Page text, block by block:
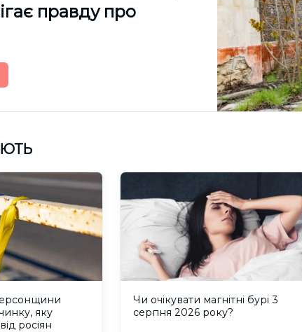
правду про
яку
росіян
Чи очікувати магнітні бурі 3
серпня 2026 року?